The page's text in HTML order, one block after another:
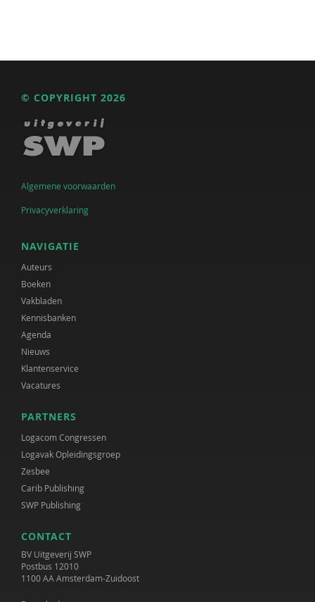
© COPYRIGHT 2026
Algemene voorwaarden
Privacyverklaring
NAVIGATIE
Auteurs
Boeken
Vakbladen
Kennisbanken
Agenda
Nieuws
Klantenservice
Vacatures
PARTNERS
Logacom Congressen
Logavak Opleidingsgroep
Zesbee
Carib Publishing
SWP Publishing
CONTACT
BV Uitgeverij SWP
Postbus 12010
1100 AA Amsterdam-Zuidoost